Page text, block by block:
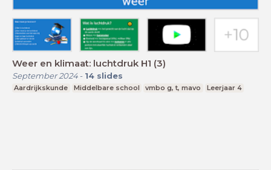
Weer en klimaat: luchtdruk H1 (3)
September 2024- 14 slides
Aardrijkskunde Middelbare school vmbo g, t, mavo Leerjaar 4